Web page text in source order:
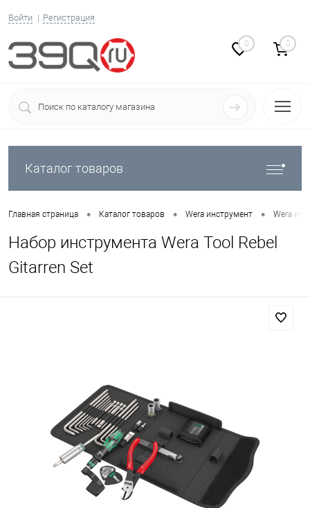
Войти Регистрация
0 0
Каталог товаров
Главная страница • Каталог товаров • Wera инструмент • Wera
Набор инструмента Wera Tool Rebel
Gitarren Set